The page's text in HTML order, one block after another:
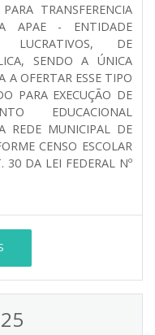
TRANSFERENCIA
A APAE - ENTIDADE
LUCRATIVOS, DE
SENDO A ÚNICA
OFERTAR ESSE TIPO
PARA EXECUÇÃO DE
EDUCACIONAL
REDE MUNICIPAL DE
CENSO ESCOLAR
30 DA LEI FEDERAL Nº